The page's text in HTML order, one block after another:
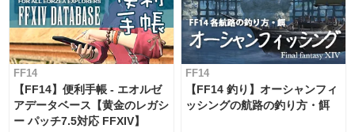
FF14
【FF14】便利手帳 - エオルゼ
アデータベース【黄金のレガシ
ー パッチ7.5対応 FFXIV】
FF14
【FF14 釣り】オーシャンフィ
ッシングの航路の釣り方・餌